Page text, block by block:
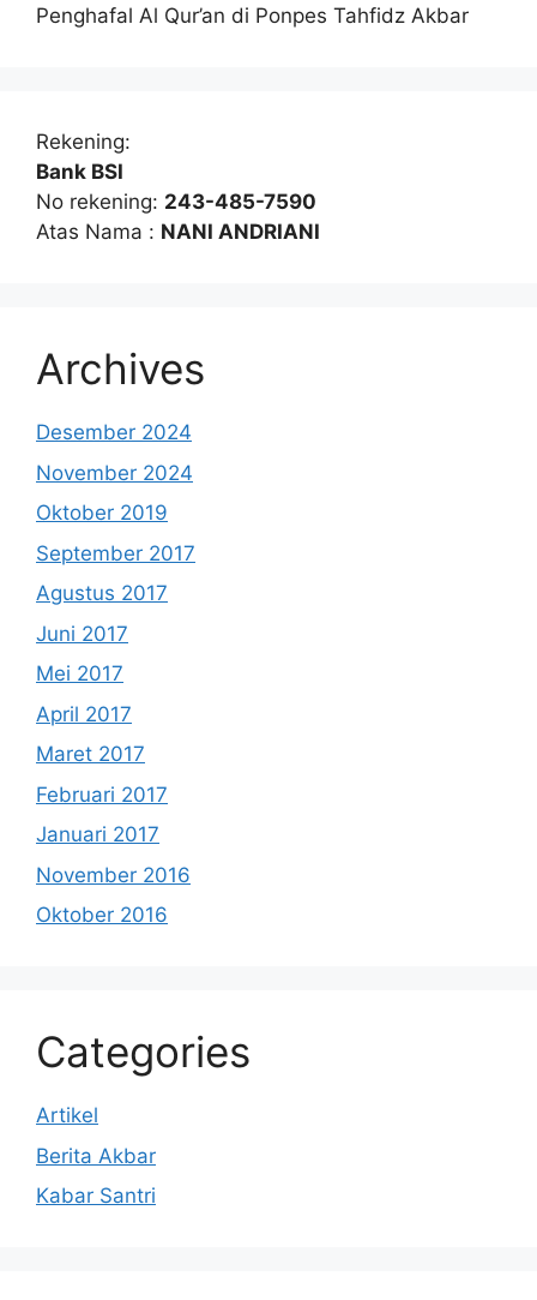
Penghafal Al Qur’an di Ponpes Tahfidz Akbar
Rekening:
Bank BSI
No rekening: 243-485-7590
Atas Nama : NANI ANDRIANI
Archives
Desember 2024
November 2024
Oktober 2019
September 2017
Agustus 2017
Juni 2017
Mei 2017
April 2017
Maret 2017
Februari 2017
Januari 2017
November 2016
Oktober 2016
Categories
Artikel
Berita Akbar
Kabar Santri